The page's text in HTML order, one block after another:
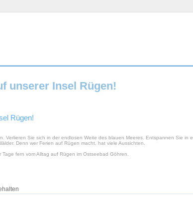
unserer Insel Rügen!
Rügen!
Verlieren Sie sich in der endlosen Weite des blauen Meeres. Entspannen Sie in
Denn wer Ferien auf Rügen macht, hat viele Aussichten.
fern vom Alltag auf Rügen im Ostseebad Göhren.